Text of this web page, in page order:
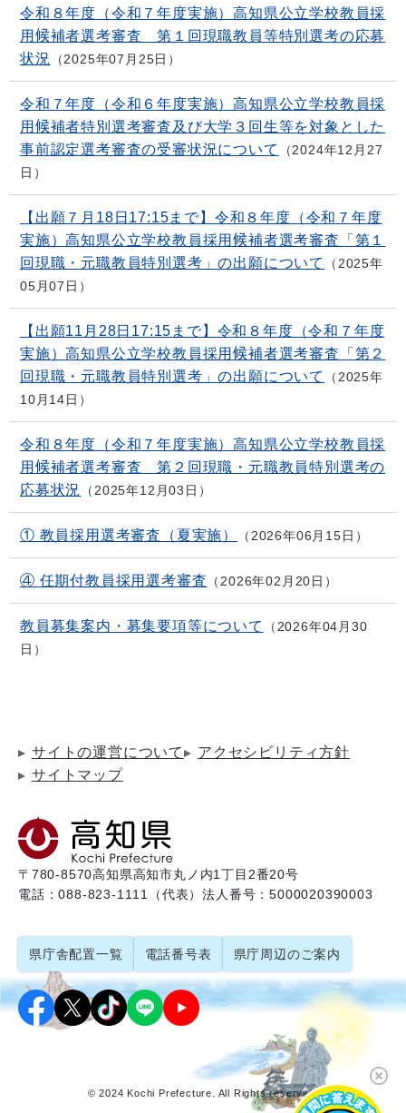
令和８年度（令和７年度実施）高知県公立学校教員採
用候補者選考審査 第１回現職教員等特別選考の応募
状況
2025年07月25日
令和７年度（令和６年度実施）高知県公立学校教員採
用候補者特別選考審査及び大学３回生等を対象とした
事前認定選考審査の受審状況について
2024年12月27
日
【出願７月18日17:15まで】令和８年度（令和７年度
実施）高知県公立学校教員採用候補者選考審査「第１
回現職・元職教員特別選考」の出願について
2025年
05月07日
【出願11月28日17:15まで】令和８年度（令和７年度
実施）高知県公立学校教員採用候補者選考審査「第２
回現職・元職教員特別選考」の出願について
2025年
10月14日
令和８年度（令和７年度実施）高知県公立学校教員採
用候補者選考審査 第２回現職・元職教員特別選考の
応募状況
2025年12月03日
① 教員採用選考審査（夏実施） 2026年06月15日
④ 任期付教員採用選考審査 2026年02月20日
教員募集案内・募集要項等について
2026年04月30
日
サイトの運営について
アクセシビリティ方針
サイトマップ
〒780-8570高知県高知市丸ノ内1丁目2番20号
電話：088-823-1111（代表）法人番号：5000020390003
県庁舎配置一覧 電話番号表 県庁周辺のご案内
© 2024 Kochi Prefecture. All Rights reserved.